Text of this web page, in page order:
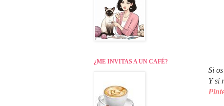
Si
Y si
¿ME INVITAS A UN CAFÉ?